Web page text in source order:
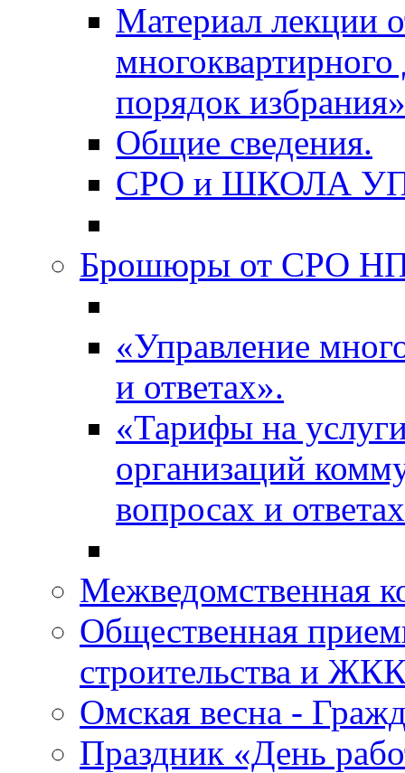
Материал лекции
порядок
Общие сведения.
СРО и ШКОЛА
Брошюры от СРО НП
«Управление
и ответах».
«Тарифы на
организаций
вопросах и
Межведомственная
Общественная
строительства и
Омская весна -
Праздник «День